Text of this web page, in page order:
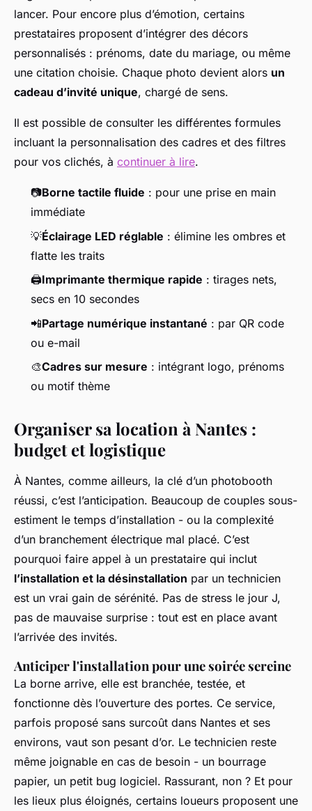
lancer. Pour encore plus d’émotion, certains
prestataires proposent d’intégrer des décors
personnalisés : prénoms, date du mariage, ou même
une citation choisie. Chaque photo devient alors un
cadeau d’invité unique, chargé de sens.
Il est possible de consulter les différentes formules
incluant la personnalisation des cadres et des filtres
pour vos clichés, à continuer à lire.
📷Borne tactile fluide : pour une prise en main
immédiate
💡Éclairage LED réglable : élimine les ombres et
flatte les traits
🖨️Imprimante thermique rapide : tirages nets,
secs en 10 secondes
📲Partage numérique instantané : par QR code
ou e-mail
🎨Cadres sur mesure : intégrant logo, prénoms
ou motif thème
Organiser sa location à Nantes :
budget et logistique
À Nantes, comme ailleurs, la clé d’un photobooth
réussi, c’est l’anticipation. Beaucoup de couples sous-
estiment le temps d’installation - ou la complexité
d’un branchement électrique mal placé. C’est
pourquoi faire appel à un prestataire qui inclut
l’installation et la désinstallation par un technicien
est un vrai gain de sérénité. Pas de stress le jour J,
pas de mauvaise surprise : tout est en place avant
l’arrivée des invités.
Anticiper l'installation pour une soirée sereine
La borne arrive, elle est branchée, testée, et
fonctionne dès l’ouverture des portes. Ce service,
parfois proposé sans surcoût dans Nantes et ses
environs, vaut son pesant d’or. Le technicien reste
même joignable en cas de besoin - un bourrage
papier, un petit bug logiciel. Rassurant, non ? Et pour
les lieux plus éloignés, certains loueurs proposent une